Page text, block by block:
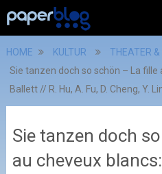
HOME KULTUR
THEATER &
Sie tanzen doch so schön – La fille
Ballett // R. Hu, A. Fu, D. Cheng, Y.
Sie tanzen doch
au cheveux